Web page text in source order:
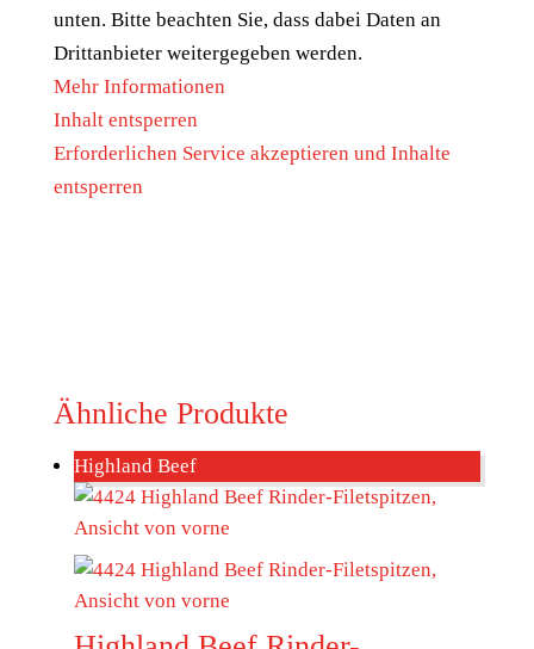
unten. Bitte beachten Sie, dass dabei Daten an
Drittanbieter weitergegeben werden.
Mehr Informationen
Inhalt entsperren
Erforderlichen Service akzeptieren und Inhalte
entsperren
Ähnliche Produkte
Highland Beef